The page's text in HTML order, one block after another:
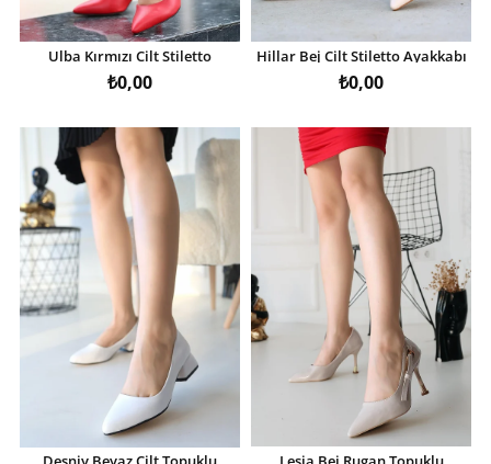
Ulba Kırmızı Cilt Stiletto
Ayakkabı
₺0,00
Hillar Bej Cilt Stiletto Ayakkabı
₺0,00